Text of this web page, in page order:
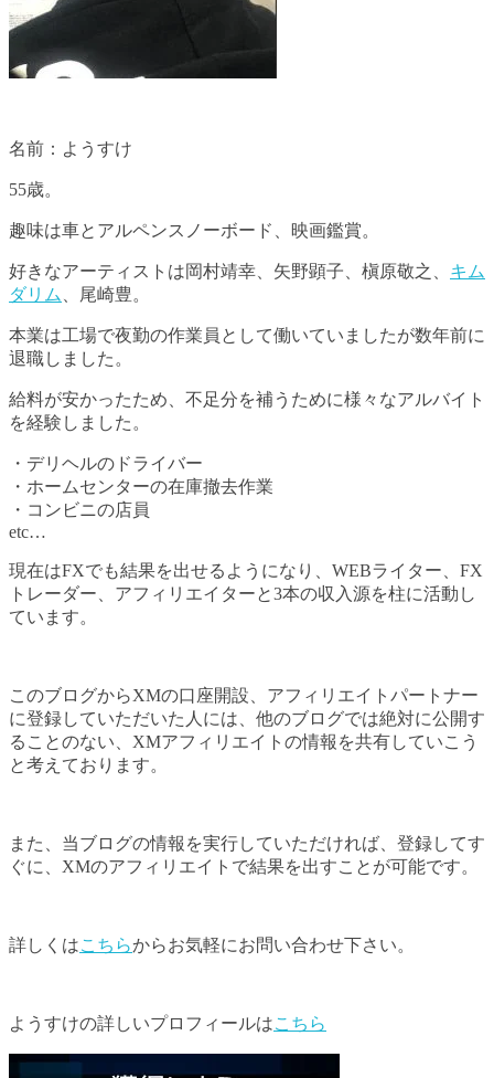
名前：ようすけ
55歳。
趣味は車とアルペンスノーボード、映画鑑賞。
好きなアーティストは岡村靖幸、矢野顕子、槇原敬之、 キム
ダリム
、尾崎豊。
本業は工場で夜勤の作業員として働いていましたが数年前に
退職しました。
給料が安かったため、不足分を補うために様々なアルバイト
を経験しました。
・デリヘルのドライバー
・ホームセンターの在庫撤去作業
・コンビニの店員
etc…
現在はFXでも結果を出せるようになり、WEBライター、FX
トレーダー、アフィリエイターと3本の収入源を柱に活動し
ています。
このブログからXMの口座開設、アフィリエイトパートナー
に登録していただいた人には、他のブログでは絶対に公開す
ることのない、XMアフィリエイトの情報を共有していこう
と考えております。
また、当ブログの情報を実行していただければ、登録してす
ぐに、XMのアフィリエイトで結果を出すことが可能です。
詳しくはこちらからお気軽にお問い合わせ下さい。
ようすけの詳しいプロフィールはこちら